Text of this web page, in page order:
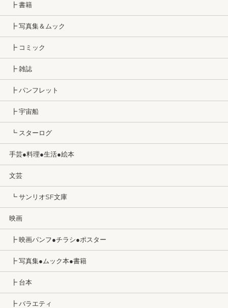
┣ 書籍
┣ 写真集＆ムック
┣ コミック
┣ 雑誌
┣ パンフレット
┣ 宇宙船
┗ スターログ
手芸●料理●生活●絵本
文芸
┗ サンリオSF文庫
映画
┣ 映画パンフ●チラシ●ポスター
┣ 写真集●ムック本●書籍
┣ 台本
┣ バラエティ